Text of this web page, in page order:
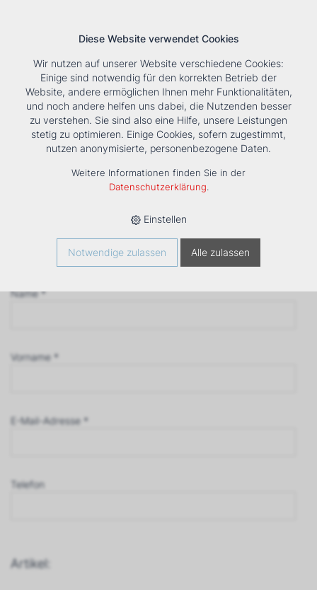
Tools Unternehmen Karriere KontaktSuche
‹ Zurück
Anfrage
Name *
Vorname *
E-Mail-Adresse *
Telefon
Artikel:
Diese Website verwendet Cookies
Wir nutzen auf unserer Website verschiedene Cookies:
Einige sind notwendig für den korrekten Betrieb der
Website, andere ermöglichen Ihnen mehr Funktionalitäten,
und noch andere helfen uns dabei, die Nutzenden besser
zu verstehen. Sie sind also eine Hilfe, unsere Leistungen
stetig zu optimieren. Einige Cookies, sofern zugestimmt,
nutzen anonymisierte, personenbezogene Daten.
Weitere Informationen finden Sie in der
Datenschutzerklärung.
Einstellen
Notwendige zulassen Alle zulassen